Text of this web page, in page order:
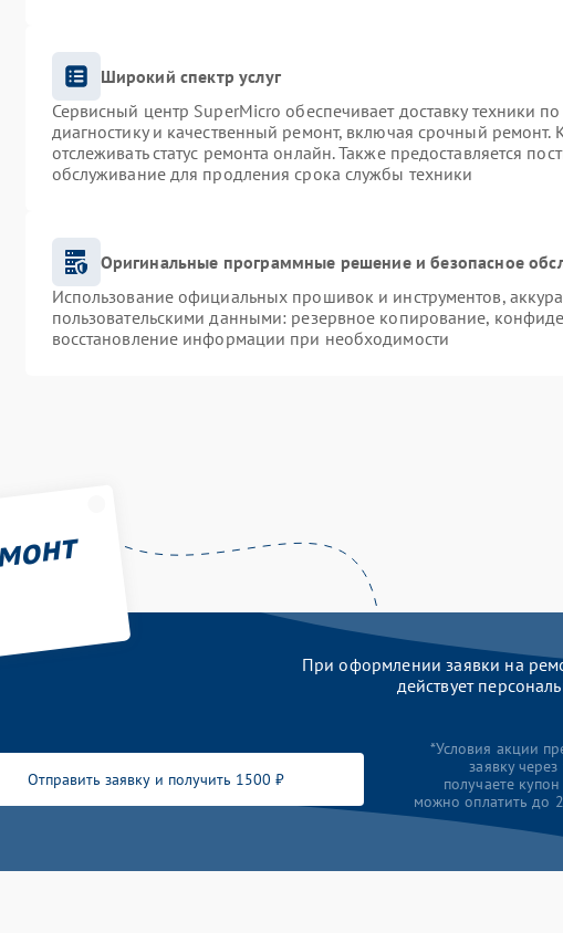
Широкий спектр услуг
Сервисный центр SuperMicro обеспечивает доставку техники
диагностику и качественный ремонт, включая срочный ремонт.
отслеживать статус ремонта онлайн. Также предоставляется
обслуживание для продления срока службы техники
Оригинальные программные решение и безопасное
Использование официальных прошивок и инструментов,
пользовательскими данными: резервное копирование,
восстановление информации при необходимости
При оформлении заявки на
действует
Отправить заявку и получить 1500 ₽
*Условия акции
заявку
получаете
можно оплатить до